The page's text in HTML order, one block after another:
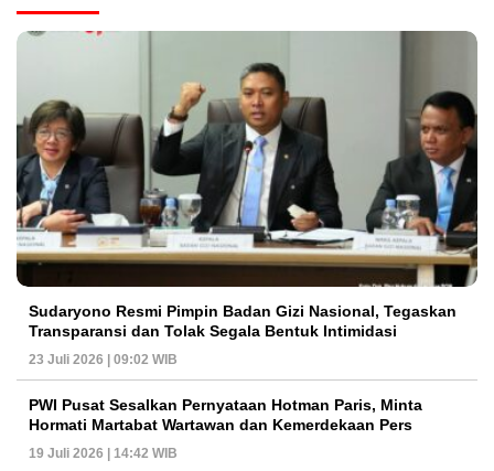
Sudaryono Resmi Pimpin Badan Gizi Nasional, Tegaskan
Transparansi dan Tolak Segala Bentuk Intimidasi
23 Juli 2026 | 09:02 WIB
PWI Pusat Sesalkan Pernyataan Hotman Paris, Minta
Hormati Martabat Wartawan dan Kemerdekaan Pers
19 Juli 2026 | 14:42 WIB